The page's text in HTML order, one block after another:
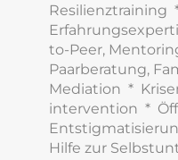
Resilienztraining
to-Peer,
Paarberatung,
Mediation *
intervention *
Hilfe zur